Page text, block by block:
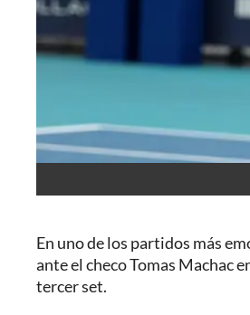
En uno de los partidos más
ante el checo Tomas Machac
tercer set.